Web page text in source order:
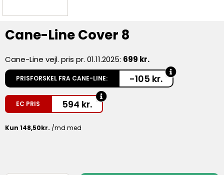
Cane-Line Cover 8
Cane-Line vejl. pris pr. 01.11.2025: 699 kr.
PRISFORSKEL FRA CANE-LINE: -105 kr.
EC PRIS 594 kr.